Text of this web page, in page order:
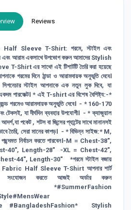
Reviews
Sleeve T-Shirt: গরমে, স্টাইল এবং
এবং আরাম একসাথে উপভোগ করুন আমাদের Stylish
এর সাথে! এই টিশার্টটি তৈরি করা হয়েছে
গরমের দিনে ঠান্ডা ও আরামদায়ক অনুভূতি দেবে।
স্টাইল আপনাকে এক নতুন লুক দিবে, যা
পারফেক্ট। * এই T-shirt এর বিশেষ বৈশিষ্ট্য:-*
গরমেও আরামদায়ক অনুভূতি দেবে। - * 160-170
যা দীর্ঘদিন ব্যবহার উপযোগী। - * ক্যাজুয়াল
পকেট , শটস বা জিন্সের প্যান্টের সাথে মানানসই
তৈরি, সেরা মানের কাপড়। - * বিভিন্ন সাইজ:* M,
নির্বাচন করতে পারবেন।-M = Chest-38",
40", Length-28" -XL = Chest-42",
44", Length-30" *গরমে স্টাইল বজায়
Half Sleeve T-Shirt আপনার শার্ট
সংযোজন করতে আজই অর্ডার করুন
#BangladeshFashion* Stylish